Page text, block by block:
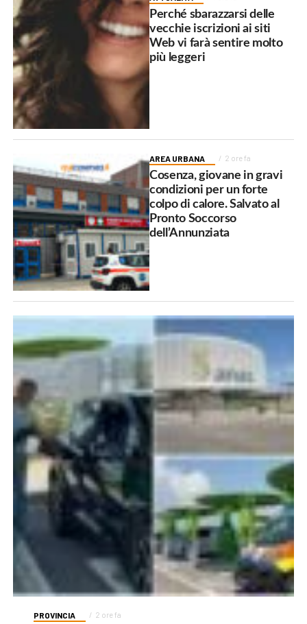
Perché sbarazzarsi delle
vecchie iscrizioni ai siti
Web vi farà sentire molto
più leggeri
AREA URBANA 2 ore fa
Cosenza, giovane in gravi
condizioni per un forte
colpo di calore. Salvato al
Pronto Soccorso
dell’Annunziata
PROVINCIA 2 ore fa